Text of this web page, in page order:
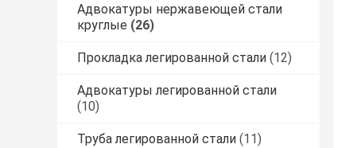
Адвокатуры нержавеющей стали
круглые (26)
Прокладка легированной стали (12)
Адвокатуры легированной стали
(10)
Труба легированной стали (11)